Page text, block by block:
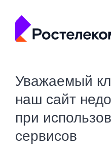
Уважаемый
наш сайт
при
сервисов